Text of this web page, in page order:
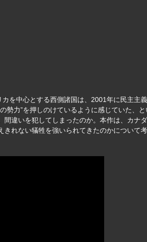
を中心とする西側諸国は、2001年に民主
勢力”を押しのけているように感じていた
違いを犯してしまったのか。本作は、カ
れない犠牲を強いられてきたのかについて考